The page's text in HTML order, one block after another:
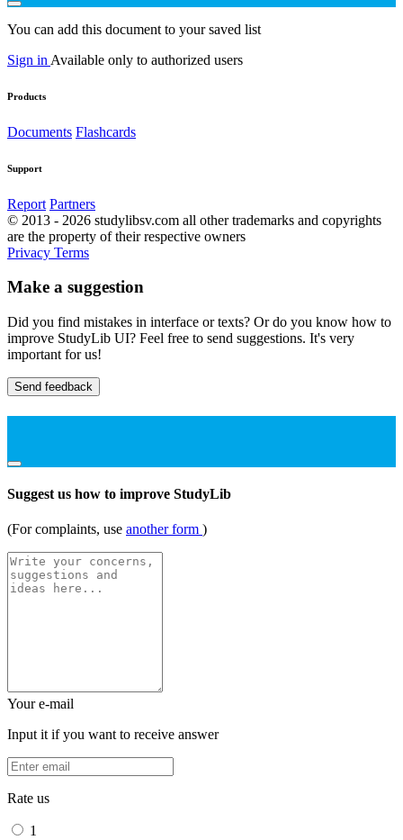
You can add this document to your saved list
Sign in Available only to authorized users
Products
Documents Flashcards
Support
Report Partners
© 2013 - 2026 studylibsv.com all other trademarks and copyrights
are the property of their respective owners
Privacy Terms
Make a suggestion
Did you find mistakes in interface or texts? Or do you know how to
improve StudyLib UI? Feel free to send suggestions. It's very
important for us!
Send feedback
Suggest us how to improve StudyLib
(For complaints, use another form )
Your e-mail
Input it if you want to receive answer
Rate us
1